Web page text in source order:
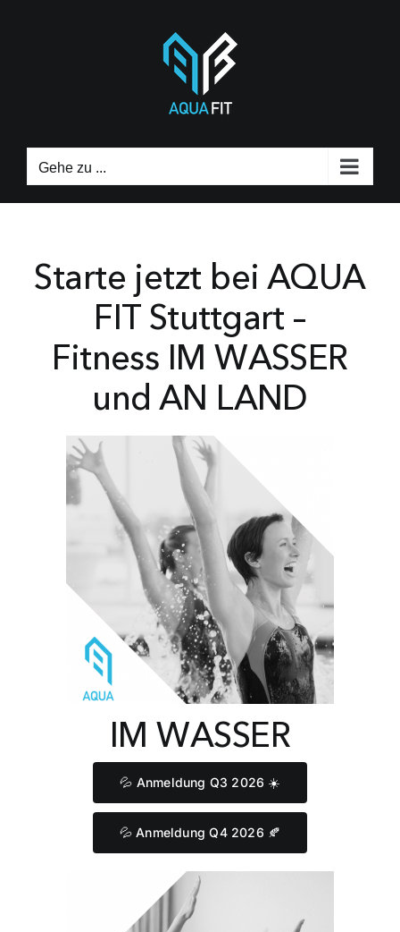
Gehe zu ...
Starte jetzt bei AQUA
FIT Stuttgart –
Fitness IM WASSER
und AN LAND
IM WASSER
💦 Anmeldung Q3 2026 ☀️
💦 Anmeldung Q4 2026 🍂